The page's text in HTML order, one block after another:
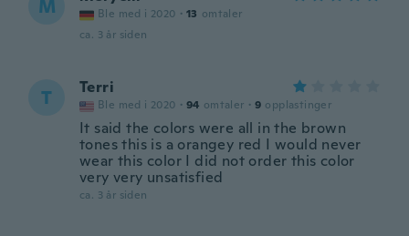
M Ble med i 2020 · 13 omtaler
ca. 3 år siden
T Terri
Ble med i 2020 · 94 omtaler · 9 opplastinger
It said the colors were all in the brown
tones this is a orangey red I would never
wear this color I did not order this color
very very unsatisfied
ca. 3 år siden